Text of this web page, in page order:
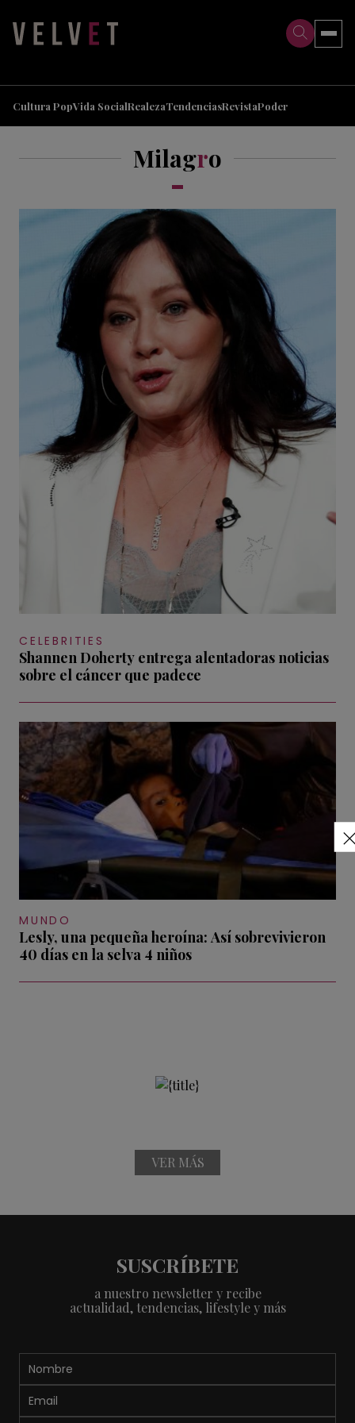
Cultura PopVida SocialRealezaTendenciasRevistaPoder
Milagro
CELEBRITIES
Shannen Doherty entrega alentadoras noticias
sobre el cáncer que padece
MUNDO
Lesly, una pequeña heroína: Así sobrevivieron
40 días en la selva 4 niños
VER MÁS
SUSCRÍBETE
a nuestro newsletter y recibe
actualidad, tendencias, lifestyle y más